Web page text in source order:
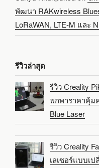
พัฒนา RAKwireless
LoRaWAN, LTE-M และ
รีวิวล่าสุด
รีวิว Creality
พกพาราคาคุ้ม
Blue Laser
รีวิว Creality
เลเซอร์แบบเ